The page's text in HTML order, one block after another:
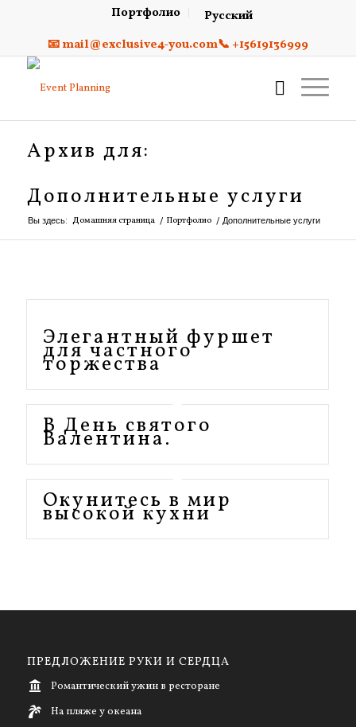
Портфолио
Русский
📧 mail@exclusive4-you.com📞 +15619136999
Архив для:
Дополнительные услуги
Вы здесь: Домашняя страница / Портфолио / Дополнительные услуги
Элегантный фуршет
для частного
торжества
В День святого
Валентина.
Окунитесь в мир
высокой кухни
ПРЕДЛОЖЕНИЕ РУКИ И СЕРДЦА
Романтический ужин в ресторане
На пляже у океана